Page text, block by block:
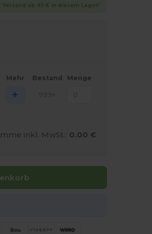
Versand ab 99 € in diesem Lager!
Mehr Bestand Menge
+
inkl. MwSt.: 0.00 €